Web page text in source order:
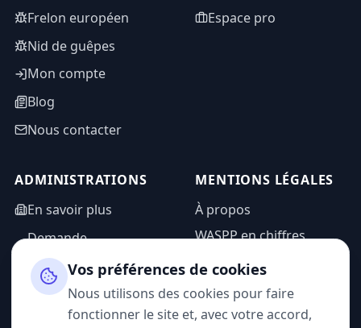
Frelon européen
Nid de guêpes
Mon compte
Blog
Nous contacter
Espace pro
ADMINISTRATIONS
En savoir plus
Demande
d'information
Espace admin
MENTIONS LÉGALES
À propos
WASPP en chiffres
Mentions légales
Politique de
confidentialité
Vos préférences de cookies
Nous utilisons des cookies pour faire
fonctionner le site et, avec votre accord,